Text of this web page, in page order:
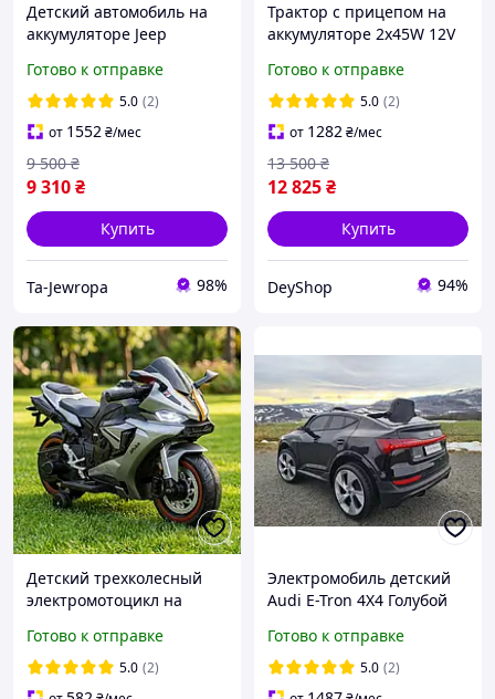
Детский автомобиль на
аккумуляторе Jeep
Электромобиль детский
Джип Автомобиль для
детей
Готово к отправке
5.0 (2)
от 1552₴/мес
9 310₴
9 500 ₴
Купить
Ta-Jewropa 98%
Трактор с прицепом на
аккумуляторе 2x45W 12V
электромобиль
Готово к отправке
5.0 (2)
от 1282₴/мес
12 825₴
13 500 ₴
Купить
DeyShop 94%
Детский трехколесный
электромотоцикл на
1900S Серый с MP3 и
подсветкой для детей от 3
лет (до 40 кг)
Готово к отправке
5.0 (2)
Электромобиль детский
Audi E-Tron 4X4 Голубой
аккумуляторе с пультом
Электро машинка детская
Готово к отправке
5.0 (2)